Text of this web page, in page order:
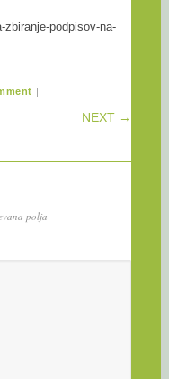
podpisov-na-
|
NEXT →
polja